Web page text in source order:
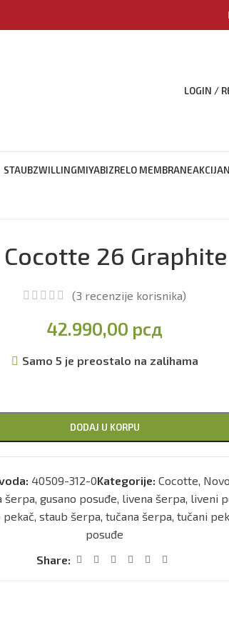
LOGIN /
STAUBZWILLINGMIYABIZRELO MEMBRANEAKCIJA
Cocotte 26
(3 recenzije korisnika)
42.990,00 рсд
Samo 5 je preostalo na zalihama
DODAJ U KORPU
40509-312-0Kategorije: Cocotte
šerpa gusano posuđe livena šerpa liveni
pekač staub šerpa tučana šerpa tučani
posuđe
Share: